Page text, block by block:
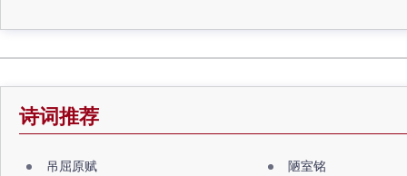
诗词推荐
吊屈原赋 陋室铭